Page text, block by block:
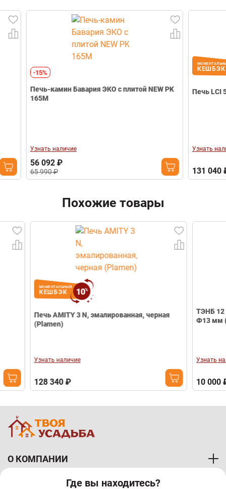
Где вы находитесь?
Email
Печь-камин Бавария ЭКО с плитой NEW PK
Узнать наличие
56 092 ₽
65 990 ₽
МОМЕНТАЛЬНЫЙ
КЕШБЭК 10
Печь LCI 5
Узнать наличие
131 040 ₽
Похожие товары
МОМЕНТАЛЬНЫЙ
КЕШБЭК 10%
Печь AMITY 3 N, эмалированная, черная
(Plamen)
Узнать наличие
128 340 ₽
ТЭНБ 12 квт J
Ф13 мм
Узнать наличие
10 000 ₽
О КОМПАНИИ
ПОКУПАТЕЛЯМ